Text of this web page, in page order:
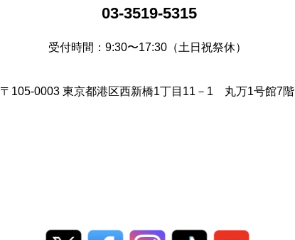
03-3519-5315
受付時間：9:30〜17:30（土日祝祭休）
〒105-0003 東京都港区西新橋1丁目11－1 丸万1号館7階